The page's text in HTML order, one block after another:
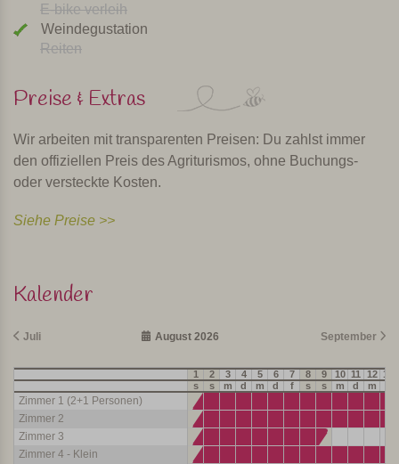
E-bike verleih
Weindegustation
Reiten
Preise & Extras
Wir arbeiten mit transparenten Preisen: Du zahlst immer
den offiziellen Preis des Agriturismos, ohne Buchungs-
oder versteckte Kosten.
Siehe Preise >>
Kalender
Juli August 2026 September
1 2 3 4 5 6 7 8 9 10 11 12 13
s
s m d m d f s s m d m
Zimmer 1 (2+1 Personen)
Zimmer 2
Zimmer 3
Zimmer 4 - Klein